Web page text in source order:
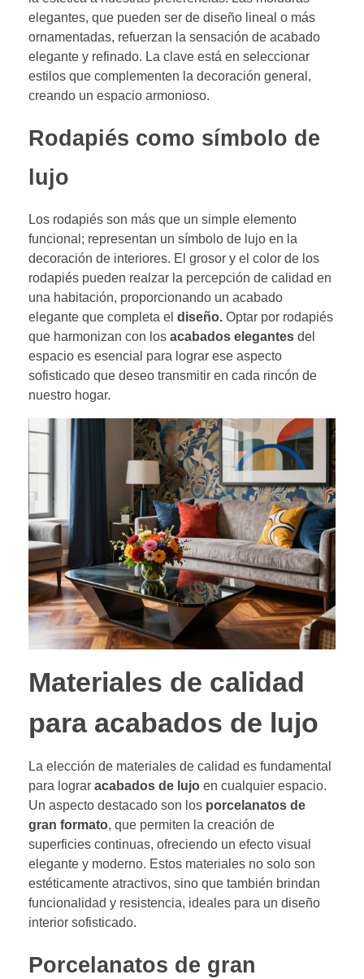
elegantes, que pueden ser de diseño lineal o más
ornamentadas, refuerzan la sensación de acabado
elegante y refinado. La clave está en seleccionar
estilos que complementen la decoración general,
creando un espacio armonioso.
Rodapiés como símbolo de
lujo
Los rodapiés son más que un simple elemento
funcional; representan un símbolo de lujo en la
decoración de interiores. El grosor y el color de los
rodapiés pueden realzar la percepción de calidad en
una habitación, proporcionando un acabado
elegante que completa el diseño. Optar por rodapiés
que harmonizan con los acabados elegantes del
espacio es esencial para lograr ese aspecto
sofisticado que deseo transmitir en cada rincón de
nuestro hogar.
Materiales de calidad
para acabados de lujo
La elección de materiales de calidad es fundamental
para lograr acabados de lujo en cualquier espacio.
Un aspecto destacado son los porcelanatos de
gran formato, que permiten la creación de
superficies continuas, ofreciendo un efecto visual
elegante y moderno. Estos materiales no solo son
estéticamente atractivos, sino que también brindan
funcionalidad y resistencia, ideales para un diseño
interior sofisticado.
Porcelanatos de gran